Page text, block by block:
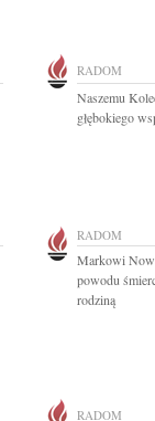
RADOM
Naszemu
głębokiego
RADOM
Markowi
powodu
rodziną
RADOM